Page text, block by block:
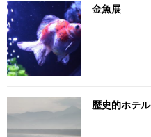
金魚展
歴史的ホテル